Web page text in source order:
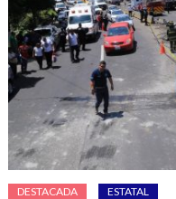
DESTACADA ESTATAL